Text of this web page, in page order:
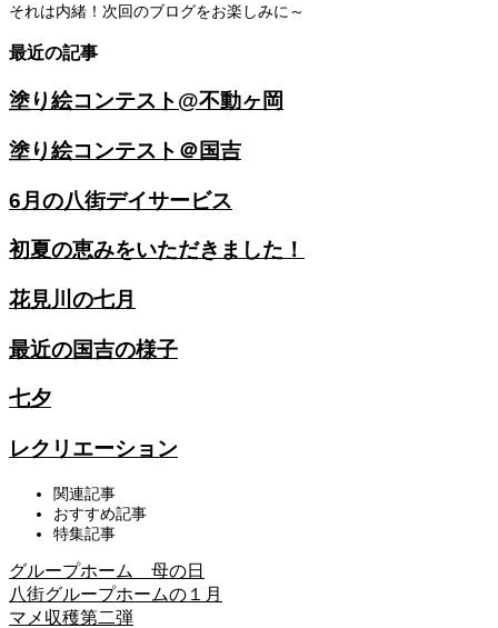
それは内緒！次回のブログをお楽しみに～
最近の記事
塗り絵コンテスト@不動ヶ岡
塗り絵コンテスト＠国吉
6月の八街デイサービス
初夏の恵みをいただきました！
花見川の七月
最近の国吉の様子
七夕
レクリエーション
関連記事
おすすめ記事
特集記事
グループホーム 母の日
八街グループホームの１月
マメ収穫第二弾